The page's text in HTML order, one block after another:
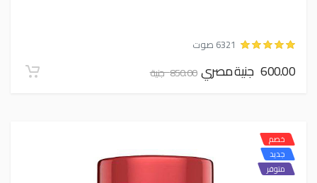
6321 صوت
600.00 جنية مصري 850.00 جنية
خصم
جديد
متوفر